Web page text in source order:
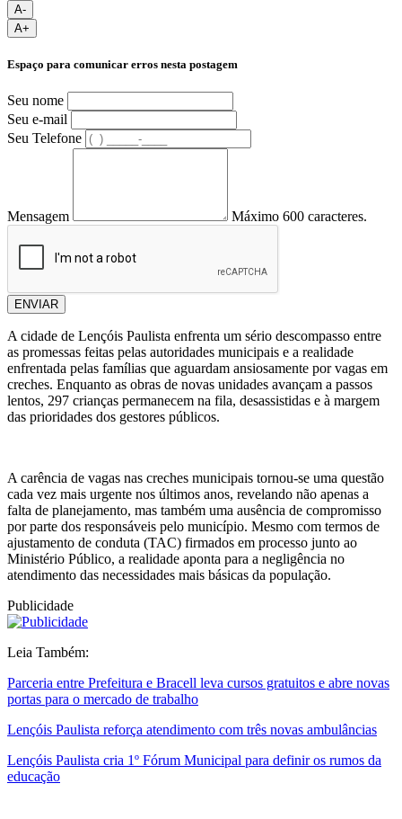
A-
A+
Espaço para comunicar erros nesta postagem
Seu nome
Seu e-mail
Seu Telefone
Mensagem Máximo 600 caracteres.
ENVIAR
A cidade de Lençóis Paulista enfrenta um sério descompasso entre
as promessas feitas pelas autoridades municipais e a realidade
enfrentada pelas famílias que aguardam ansiosamente por vagas em
creches. Enquanto as obras de novas unidades avançam a passos
lentos, 297 crianças permanecem na fila, desassistidas e à margem
das prioridades dos gestores públicos.
A carência de vagas nas creches municipais tornou-se uma questão
cada vez mais urgente nos últimos anos, revelando não apenas a
falta de planejamento, mas também uma ausência de compromisso
por parte dos responsáveis pelo município. Mesmo com termos de
ajustamento de conduta (TAC) firmados em processo junto ao
Ministério Público, a realidade aponta para a negligência no
atendimento das necessidades mais básicas da população.
Publicidade
Leia Também:
Parceria entre Prefeitura e Bracell leva cursos gratuitos e abre novas
portas para o mercado de trabalho
Lençóis Paulista reforça atendimento com três novas ambulâncias
Lençóis Paulista cria 1º Fórum Municipal para definir os rumos da
educação